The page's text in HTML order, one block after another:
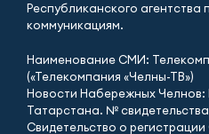
Республиканского агентства
коммуникациям.
Наименование СМИ:
(«Телекомпания «Челны-ТВ»)
Новости Набережных Челнов:
Татарстана. №
Свидетельство о